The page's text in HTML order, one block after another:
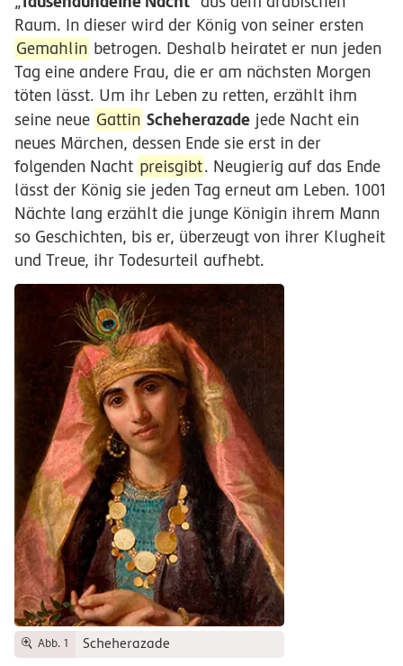
Raum. In dieser wird der König von seiner ersten
Gemahlin betrogen. Deshalb heiratet er nun jeden
Tag eine andere Frau, die er am nächsten Morgen
töten lässt. Um ihr Leben zu retten, erzählt ihm
seine neue Gattin Scheherazadejede Nacht ein
neues Märchen, dessen Ende sie erst in der
folgenden Nacht preisgibt. Neugierig auf das Ende
lässt der König sie jeden Tag erneut am Leben. 1001
Nächte lang erzählt die junge Königin ihrem Mann
so Geschichten, bis er, überzeugt von ihrer Klugheit
und Treue, ihr Todesurteil aufhebt.
Abb. 1 Scheherazade